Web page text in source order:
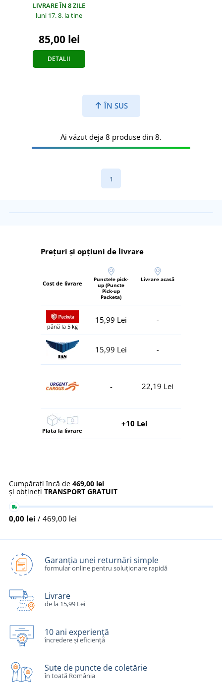
LIVRARE ÎN 8 ZILE
luni 17. 8. la tine
85,00 lei
DETALII
ÎN SUS
Ai văzut deja 8 produse din 8.
1
Prețuri și opțiuni de livrare
Cost de livrare
Punctele pick-
up (Puncte
Pick-up
Packeta)
Livrare acasă
până la 5 kg
15,99 Lei -
15,99 Lei -
- 22,19 Lei
Plata la livrare
+10 Lei
Cumpărați încă de 469,00 lei
și obțineți TRANSPORT GRATUIT
0,00 lei / 469,00 lei
Garanția unei returnări simple
formular online pentru soluționare rapidă
Livrare
de la 15,99 Lei
10 ani experiență
încredere și eficiență
Sute de puncte de coletărie
în toată România